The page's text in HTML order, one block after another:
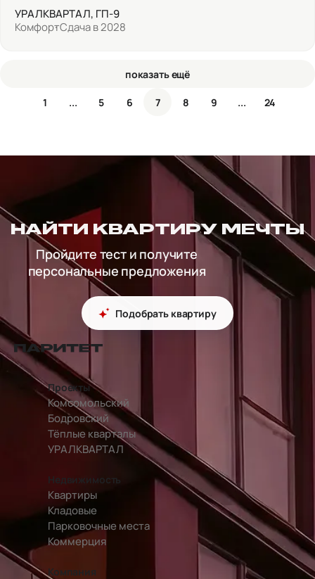
УРАЛКВАРТАЛ, ГП-9
КомфортСдача в 2028
показать ещё
1 ... 5 6 7 8 9 ... 24
НАЙТИ КВАРТИРУ МЕЧТЫ
Пройдите тест и получите
персональные предложения
Подобрать квартиру
перейти на главную страницу
Проекты
Комсомольский
Бодровский
Тёплые кварталы
УРАЛКВАРТАЛ
Недвижимость
Квартиры
Кладовые
Парковочные места
Коммерция
Компания